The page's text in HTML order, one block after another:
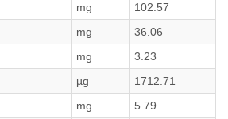
mg
102.57
mg
36.06
mg
3.23
µg
1712.71
mg 5.79